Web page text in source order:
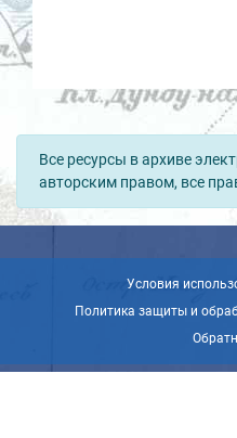
Все ресурсы в архиве
авторским правом, все
Условия
Политика защиты и